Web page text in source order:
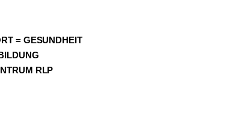
= GESUNDHEIT
RLP